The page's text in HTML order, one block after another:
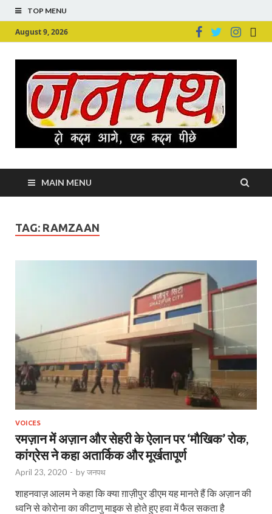
TOP MENU
August 9, 2026
MAIN MENU
TAG: RAMZAAN
VOICES
रमज़ान में अज़ान और सेहरी के ऐलान पर ‘मौखिक’ रोक,
कांग्रेस ने कहा अतार्किक और मूर्खतापूर्ण
April 23, 2020 - byजनपथ
शाहनवाज़ आलम ने कहा कि क्या ग़ाज़ीपुर डीएम यह मानते हैं कि अज़ान की
ध्वनि से कोरोना का कीटाणु माइक से होते हुए हवा में फैल सकता है